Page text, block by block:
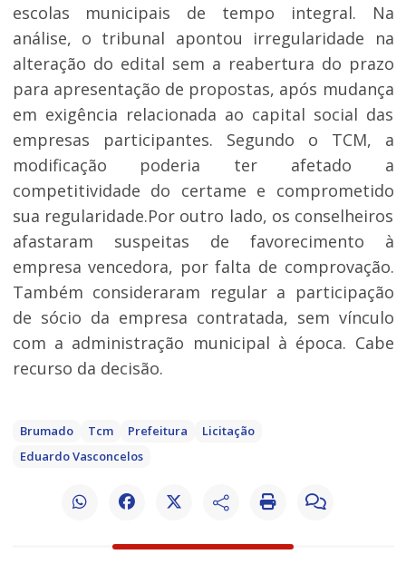
escolas municipais de tempo integral. Na
análise, o tribunal apontou irregularidade na
alteração do edital sem a reabertura do prazo
para apresentação de propostas, após mudança
em exigência relacionada ao capital social das
empresas participantes. Segundo o TCM, a
modificação poderia ter afetado a
competitividade do certame e comprometido
sua regularidade.Por outro lado, os conselheiros
afastaram suspeitas de favorecimento à
empresa vencedora, por falta de comprovação.
Também consideraram regular a participação
de sócio da empresa contratada, sem vínculo
com a administração municipal à época. Cabe
recurso da decisão.
Brumado Tcm Prefeitura
Licitação
Eduardo Vasconcelos